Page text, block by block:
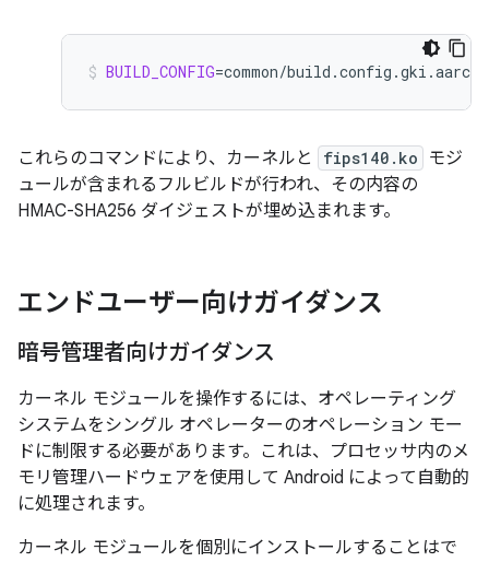
BUILD_CONFIG=common/
これらのコマンドにより、カーネルと fips140.ko
モジ
ュールが含まれるフルビルドが行われ、その内容の
HMAC-SHA256 ダイジェストが埋め込まれます。
エンドユーザー向けガイダンス
暗号管理者向けガイダンス
カーネル モジュールを操作するには、オペレーティング
システムをシングル オペレーターのオペレーション モー
ドに制限する必要があります。これは、プロセッサ内のメ
モリ管理ハードウェアを使用して Android によって自動的
に処理されます。
カーネル モジュールを個別にインストールすることはで